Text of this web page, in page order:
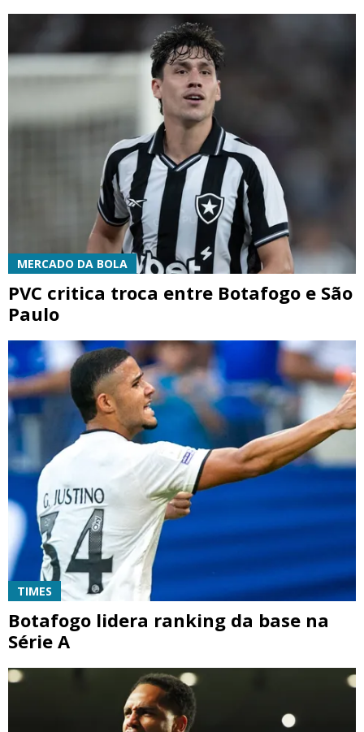
MERCADO DA BOLA
PVC critica troca entre Botafogo e São
Paulo
TIMES
Botafogo lidera ranking da base na
Série A